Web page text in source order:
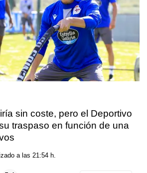
sin coste, pero el Deportivo
traspaso en función de una
a las 21:54 h.